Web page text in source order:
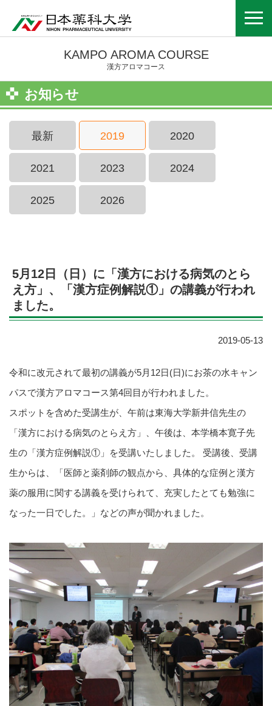
KAMPO AROMA COURSE
漢方アロマコース
お知らせ
最新 2019 2020
2021 2023 2024
2025 2026
5月12日（日）に「漢方における病気のとら
え方」、「漢方症例解説①」の講義が行われ
ました。
2019-05-13
令和に改元されて最初の講義が5月12日(日)にお茶の水キャン
パスで漢方アロマコース第4回目が行われました。
スポットを含めた受講生が、午前は東海大学新井信先生の
「漢方における病気のとらえ方」、午後は、本学橋本寛子先
生の「漢方症例解説①」を受講いたしました。 受講後、受講
生からは、「医師と薬剤師の観点から、具体的な症例と漢方
薬の服用に関する講義を受けられて、充実したとても勉強に
なった一日でした。」などの声が聞かれました。